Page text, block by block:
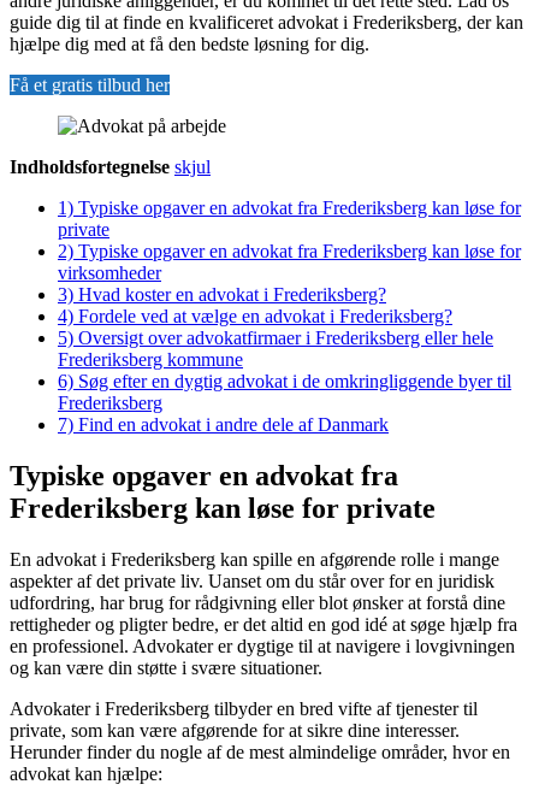
guide dig til at finde en kvalificeret advokat i Frederiksberg, der kan
hjælpe dig med at få den bedste løsning for dig.
Få et gratis tilbud her
Indholdsfortegnelse skjul
1) Typiske opgaver en advokat fra Frederiksberg kan løse for
private
2) Typiske opgaver en advokat fra Frederiksberg kan løse for
virksomheder
3) Hvad koster en advokat i Frederiksberg?
4) Fordele ved at vælge en advokat i Frederiksberg?
5) Oversigt over advokatfirmaer i Frederiksberg eller hele
Frederiksberg kommune
6) Søg efter en dygtig advokat i de omkringliggende byer til
Frederiksberg
7) Find en advokat i andre dele af Danmark
Typiske opgaver en advokat fra
Frederiksberg kan løse for private
En advokat i Frederiksberg kan spille en afgørende rolle i mange
aspekter af det private liv. Uanset om du står over for en juridisk
udfordring, har brug for rådgivning eller blot ønsker at forstå dine
rettigheder og pligter bedre, er det altid en god idé at søge hjælp fra
en professionel. Advokater er dygtige til at navigere i lovgivningen
og kan være din støtte i svære situationer.
Advokater i Frederiksberg tilbyder en bred vifte af tjenester til
private, som kan være afgørende for at sikre dine interesser.
Herunder finder du nogle af de mest almindelige områder, hvor en
advokat kan hjælpe: